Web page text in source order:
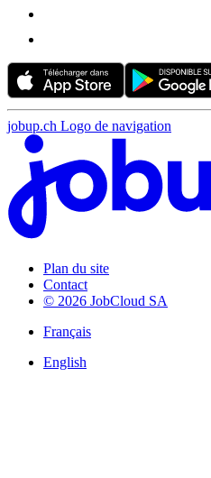
jobup.ch Logo de navigation
Plan du site
Contact
© 2026 JobCloud SA
Français
English